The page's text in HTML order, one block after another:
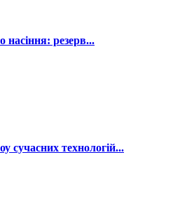
резерв...
технологій...